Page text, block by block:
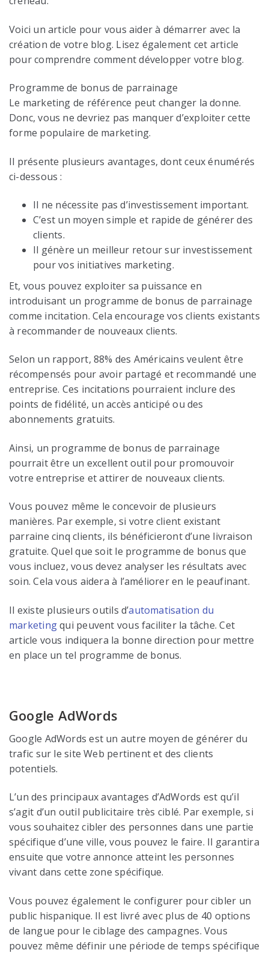
Voici un article pour vous aider à démarrer avec la
création de votre blog. Lisez également cet article
pour comprendre comment développer votre blog.
Programme de bonus de parrainage
Le marketing de référence peut changer la donne.
Donc, vous ne devriez pas manquer d’exploiter cette
forme populaire de marketing.
Il présente plusieurs avantages, dont ceux énumérés
ci-dessous :
Il ne nécessite pas d’investissement important.
C’est un moyen simple et rapide de générer des
clients.
Il génère un meilleur retour sur investissement
pour vos initiatives marketing.
Et, vous pouvez exploiter sa puissance en
introduisant un programme de bonus de parrainage
comme incitation. Cela encourage vos clients existants
à recommander de nouveaux clients.
Selon un rapport, 88% des Américains veulent être
récompensés pour avoir partagé et recommandé une
entreprise. Ces incitations pourraient inclure des
points de fidélité, un accès anticipé ou des
abonnements gratuits.
Ainsi, un programme de bonus de parrainage
pourrait être un excellent outil pour promouvoir
votre entreprise et attirer de nouveaux clients.
Vous pouvez même le concevoir de plusieurs
manières. Par exemple, si votre client existant
parraine cinq clients, ils bénéficieront d’une livraison
gratuite. Quel que soit le programme de bonus que
vous incluez, vous devez analyser les résultats avec
soin. Cela vous aidera à l’améliorer en le peaufinant.
Il existe plusieurs outils d’automatisation du
marketingqui peuvent vous faciliter la tâche. Cet
article vous indiquera la bonne direction pour mettre
en place un tel programme de bonus.
Google AdWords
Google AdWords est un autre moyen de générer du
trafic sur le site Web pertinent et des clients
potentiels.
L’un des principaux avantages d’AdWords est qu’il
s’agit d’un outil publicitaire très ciblé. Par exemple, si
vous souhaitez cibler des personnes dans une partie
spécifique d’une ville, vous pouvez le faire. Il garantira
ensuite que votre annonce atteint les personnes
vivant dans cette zone spécifique.
Vous pouvez également le configurer pour cibler un
public hispanique. Il est livré avec plus de 40 options
de langue pour le ciblage des campagnes. Vous
pouvez même définir une période de temps spécifique